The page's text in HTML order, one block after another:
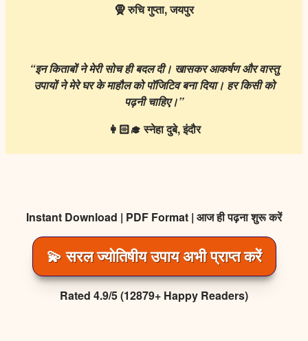
🧕रुचिगुप्ता,जयपुर
“इनकिताबोंनेमेरी सोच ही बदलदी। खासकरआकर्षण औरवास्तु
उपायोंनेमेरेघरकेमाहौलको पॉजिटिव बना दिया। हरकिसी को
पढ़नी चाहिए।”
👩🏻स्नेहादुबे,इंदौर
Instant Download | PDF Format | आज ही पढ़ना शुरू करें
💫 सरल ज्योतिषीय उपाय अभी प्राप्त करें
Rated 4.9/5 (12879+ Happy Readers)